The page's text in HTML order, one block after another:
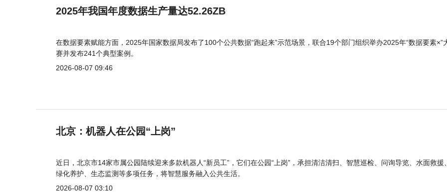
2025年我国年度数据生产量达52.26ZB
在数据要素赋能方面，2025年国家数据局发布了100个公共数据“跑起来”示范场景，联合19个部门组织举办2025年“数据要素×”
赛并发布241个典型案例。
2026-08-07 09:46
北京：机器人在公园“上岗”
近日，北京市14家市属公园陆续迎来多款机器人“新员工”，它们在公园“上岗”，承担清洁清扫、智慧巡检、问询导览、水面救援
绿化养护、生态监测等多项任务，将智慧服务融入公共生活。
2026-08-07 03:10